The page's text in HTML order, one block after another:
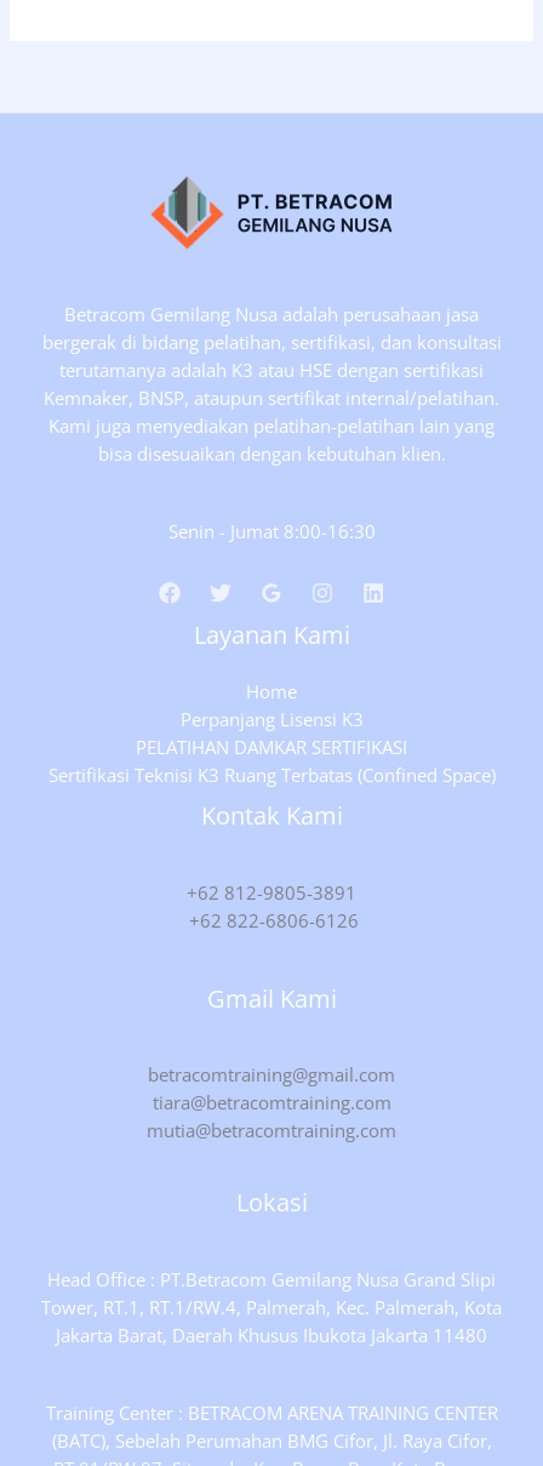
Betracom Gemilang Nusa adalah perusahaan jasa
bergerak di bidang pelatihan, sertifikasi, dan konsultasi
terutamanya adalah K3 atau HSE dengan sertifikasi
Kemnaker, BNSP, ataupun sertifikat internal/pelatihan.
Kami juga menyediakan pelatihan-pelatihan lain yang
bisa disesuaikan dengan kebutuhan klien.
Senin - Jumat 8:00-16:30
Layanan Kami
Home
Perpanjang Lisensi K3
PELATIHAN DAMKAR SERTIFIKASI
Sertifikasi Teknisi K3 Ruang Terbatas (Confined Space)
Kontak Kami
+62 812-9805-3891
+62 822-6806-6126
Gmail Kami
betracomtraining@gmail.com
tiara@betracomtraining.com
mutia@betracomtraining.com
Lokasi
Head Office : PT.Betracom Gemilang Nusa Grand Slipi
Tower, RT.1, RT.1/RW.4, Palmerah, Kec. Palmerah, Kota
Jakarta Barat, Daerah Khusus Ibukota Jakarta 11480
Training Center : BETRACOM ARENA TRAINING CENTER
(BATC), Sebelah Perumahan BMG Cifor, Jl. Raya Cifor,